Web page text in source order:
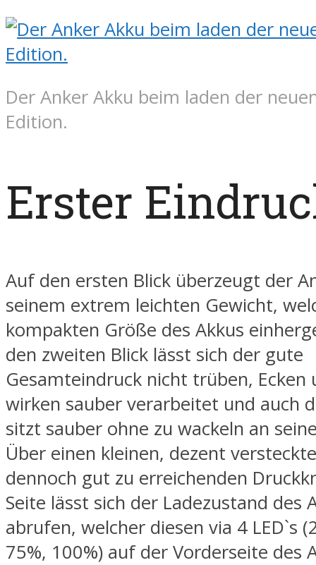
Der Anker Akku beim laden der
Edition.
Erster
Auf den ersten Blick überzeugt der
seinem extrem leichten Gewicht,
kompakten Größe des Akkus
den zweiten Blick lässt sich der gute
Gesamteindruck nicht trüben, Ecken
wirken sauber verarbeitet und auch
sitzt sauber ohne zu wackeln an
Über einen kleinen, dezent
dennoch gut zu erreichenden
Seite lässt sich der Ladezustand des
abrufen, welcher diesen via 4 LED`s
75%, 100%) auf der Vorderseite des